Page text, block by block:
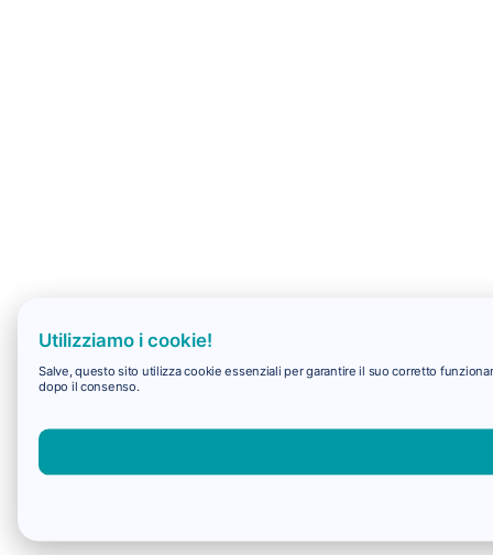
Utilizziamo i cookie!
Salve, questo sito utilizza cookie essenziali per garantire il suo corretto
dopo il consenso.